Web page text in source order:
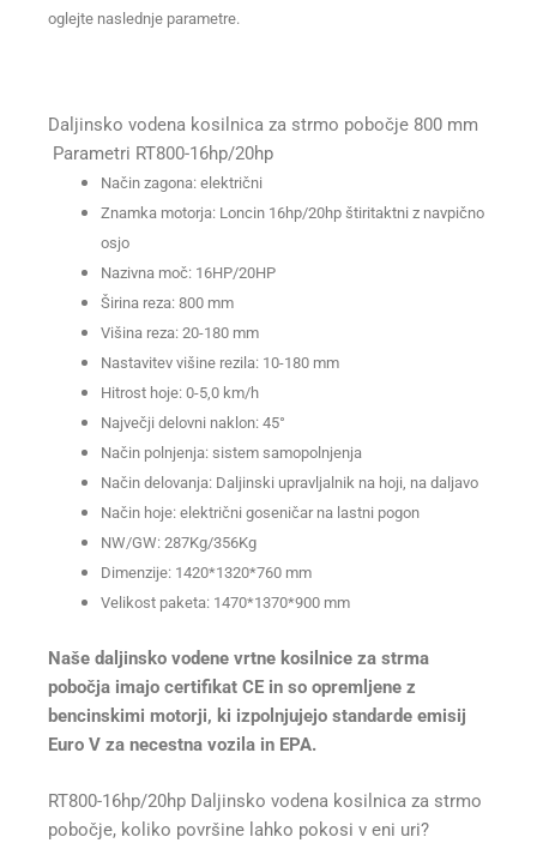
oglejte naslednje parametre.
Daljinsko vodena kosilnica za strmo pobočje 800 mm
Parametri RT800-16hp/20hp
Način zagona: električni
Znamka motorja: Loncin 16hp/20hp štiritaktni z navpično
osjo
Nazivna moč: 16HP/20HP
Širina reza: 800 mm
Višina reza: 20-180 mm
Nastavitev višine rezila: 10-180 mm
Hitrost hoje: 0-5,0 km/h
Največji delovni naklon: 45°
Način polnjenja: sistem samopolnjenja
Način delovanja: Daljinski upravljalnik na hoji, na daljavo
Način hoje: električni goseničar na lastni pogon
NW/GW: 287Kg/356Kg
Dimenzije: 1420*1320*760 mm
Velikost paketa: 1470*1370*900 mm
Naše daljinsko vodene vrtne kosilnice za strma
pobočja imajo certifikat CE in so opremljene z
bencinskimi motorji, ki izpolnjujejo standarde emisij
Euro V za necestna vozila in EPA.
RT800-16hp/20hp Daljinsko vodena kosilnica za strmo
pobočje, koliko površine lahko pokosi v eni uri?